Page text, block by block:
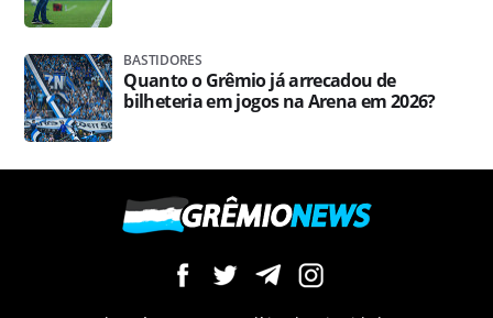
BASTIDORES
Quanto o Grêmio já arrecadou de
bilheteria em jogos na Arena em 2026?